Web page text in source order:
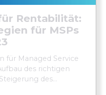
Rentabilität:
für MSPs
für Managed Service
des richtigen
des...